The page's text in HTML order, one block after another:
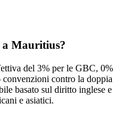
a Mauritius?
del 3% per le GBC, 0%
contro la doppia
basato sul diritto inglese e
e asiatici.